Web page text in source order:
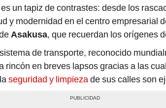
un tapiz de contrastes: desde los
y modernidad en el centro empresarial
Asakusa, que recuerdan los orígenes
de transporte, reconocido
rincón en breves lapsos gracias a las
seguridad y limpiezade sus calles son